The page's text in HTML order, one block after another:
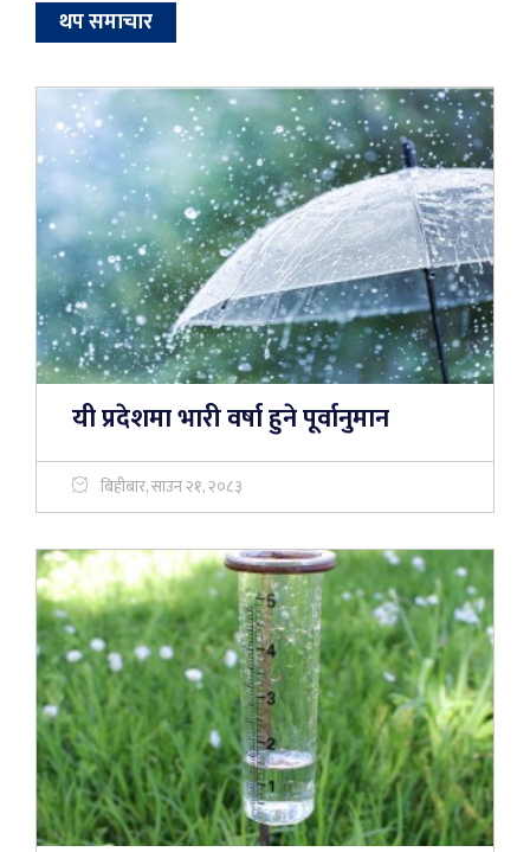
थप समाचार
यी प्रदेशमा भारी वर्षा हुने पूर्वानुमान
बिहीबार, साउन २१, २०८३